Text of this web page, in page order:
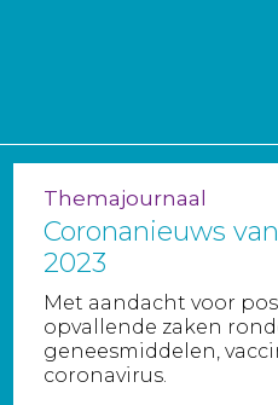
Themajournaal
Coronanieuws
2023
Met aandacht voor
opvallende zaken
geneesmiddelen,
coronavirus.